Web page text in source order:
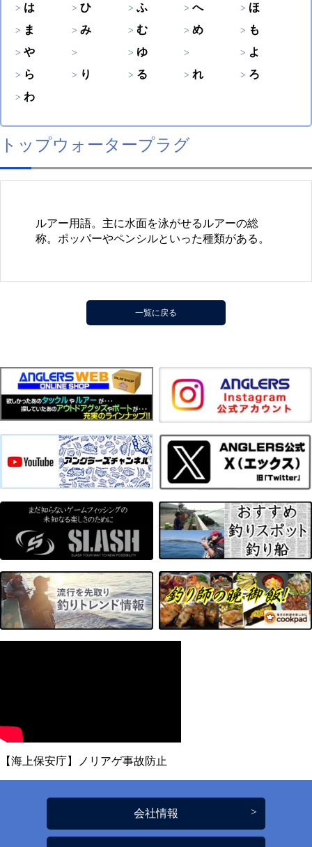
は
ひ ふ へ
ほ
ま
み む め
も
や
ゆ
よ
ら
り る れ
ろ
わ
トップウォータープラグ
ルアー用語。主に水面を泳がせるルアーの総
称。ポッパーやペンシルといった種類がある。
一覧に戻る
【海上保安庁】ノリアゲ事故防止
会社情報